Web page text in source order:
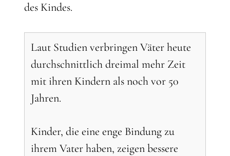
des Kindes.
Laut Studien verbringen Väter heute
durchschnittlich dreimal mehr Zeit
mit ihren Kindern als noch vor 50
Jahren.
Kinder, die eine enge Bindung zu
ihrem Vater haben, zeigen bessere